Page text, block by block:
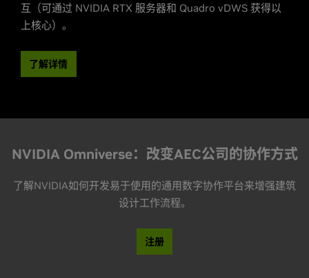
互（可通过 NVIDIA RTX 服务器和 Quadro vDWS 获得以
上核心）。
了解详情
NVIDIA Omniverse：改变AEC公司的协作方式
了解NVIDIA如何开发易于使用的通用数字协作平台来增强建筑
设计工作流程。
注册